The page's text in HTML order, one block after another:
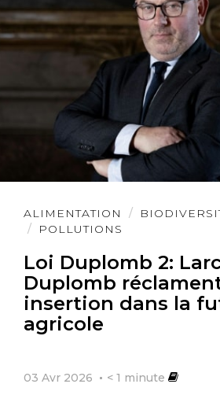
ALIMENTATION
POLLUTIONS
Loi Duplomb 2:
Duplomb
insertion dans la
agricole
03 Avr 2026 < 1 minute
Lire
l'article